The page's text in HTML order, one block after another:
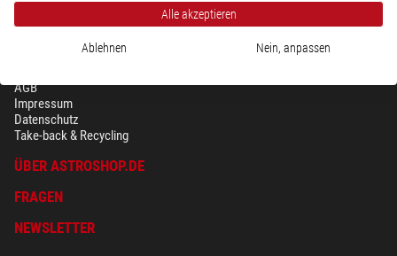
AGB
Impressum
Datenschutz
Take-back & Recycling
ÜBER ASTROSHOP.DE
FRAGEN
NEWSLETTER
Alle akzeptieren
Ablehnen Nein, anpassen